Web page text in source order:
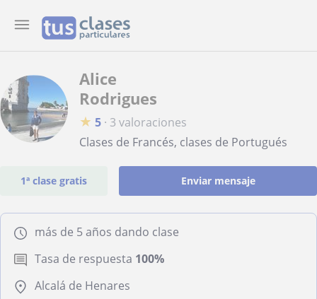
Alice
Rodrigues
★ 5 · 3 valoraciones
Clases de Francés, clases de Portugués
1ª clase gratis Enviar mensaje
más de 5 años dando clase
Tasa de respuesta 100%
Alcalá de Henares